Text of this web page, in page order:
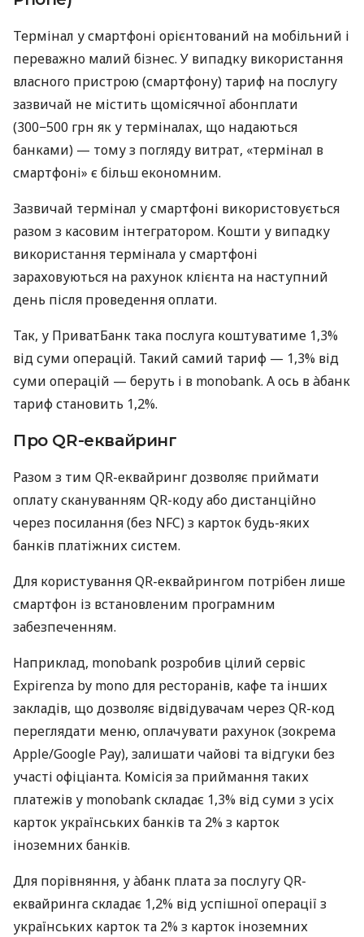
Термінал у смартфоні орієнтований на мобільний і
переважно малий бізнес. У випадку використання
власного пристрою (смартфону) тариф на послугу
зазвичай не містить щомісячної абонплати
(300−500 грн як у терміналах, що надаються
банками) — тому з погляду витрат, «термінал в
смартфоні» є більш економним.
Зазвичай термінал у смартфоні використовується
разом з касовим інтегратором. Кошти у випадку
використання термінала у смартфоні
зараховуються на рахунок клієнта на наступний
день після проведення оплати.
Так, у ПриватБанк така послуга коштуватиме 1,3%
від суми операцій. Такий самий тариф — 1,3% від
суми операцій — беруть і в monobank. А ось в àбанк
тариф становить 1,2%.
Про QR-еквайринг
Разом з тим QR-еквайринг дозволяє приймати
оплату скануванням QR-коду або дистанційно
через посилання (без NFC) з карток будь-яких
банків платіжних систем.
Для користування QR-еквайрингом потрібен лише
смартфон із встановленим програмним
забезпеченням.
Наприклад, monobank розробив цілий сервіс
Expirenza by mono для ресторанів, кафе та інших
закладів, що дозволяє відвідувачам через QR-код
переглядати меню, оплачувати рахунок (зокрема
Apple/Google Pay), залишати чайові та відгуки без
участі офіціанта. Комісія за приймання таких
платежів у monobank складає 1,3% від суми з усіх
карток українських банків та 2% з карток
іноземних банків.
Для порівняння, у àбанк плата за послугу QR-
еквайринга складає 1,2% від успішної операції з
українських карток та 2% з карток іноземних